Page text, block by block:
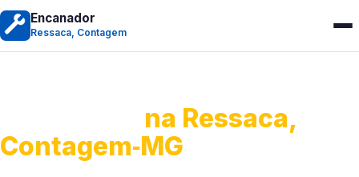
Encanador
Ressaca, Contagem
na Ressaca,
Contagem‑MG